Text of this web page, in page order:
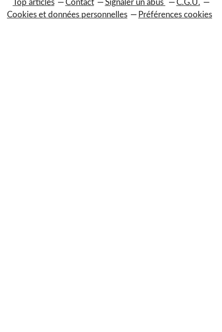
Top articles Contact Signaler un abus
C.G.U.
Cookies et données personnelles
Préférences cookies